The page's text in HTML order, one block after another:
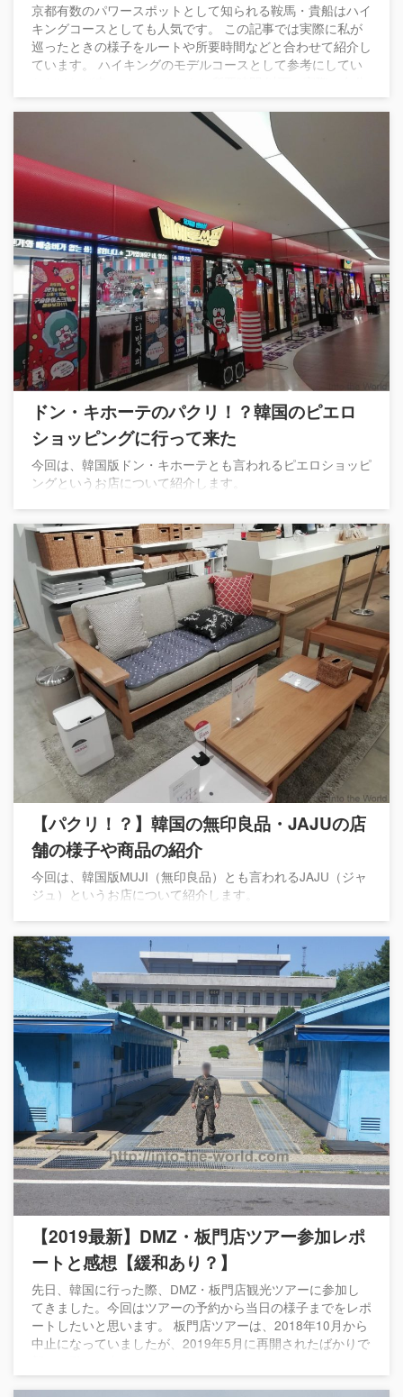
京都有数のパワースポットとして知られる鞍馬・貴船はハイ
キングコースとしても人気です。 この記事では実際に私が
巡ったときの様子をルートや所要時間などと合わせて紹介し
ています。 ハイキングのモデルコースとして参考にしてい
が辿ったルートと所要時間になります。 ルート 所要時間 所
要時間は、個人差はあると思いますが、私の場合は鞍馬駅か
ら貴船口駅まで小休憩を挟みながらゆっくりと歩いて約4時
間ほどでした（食事休憩はなし）。 京都駅との往復の移動
時間約2時間程度を ...
ドン・キホーテのパクリ！？韓国のピエロ
ショッピングに行って来た
今回は、韓国版ドン・キホーテとも言われるピエロショッピ
ングというお店について紹介します。
【パクリ！？】韓国の無印良品・JAJUの店
舗の様子や商品の紹介
今回は、韓国版MUJI（無印良品）とも言われるJAJU（ジャ
ジュ）というお店について紹介します。
【2019最新】DMZ・板門店ツアー参加レポ
ートと感想【緩和あり？】
先日、韓国に行った際、DMZ・板門店観光ツアーに参加し
てきました。今回はツアーの予約から当日の様子までをレポ
ートしたいと思います。 板門店ツアーは、2018年10月から
中止になっていましたが、2019年5月に再開されたばかりで